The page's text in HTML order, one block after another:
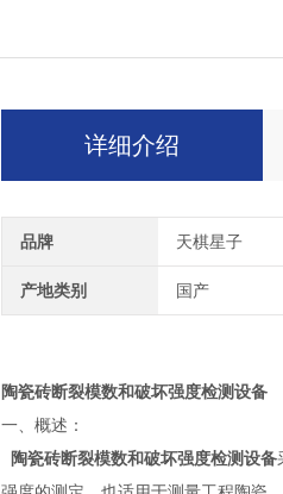
详细介绍
品牌 天棋星子
产地类别 国产
陶瓷砖断裂模数和破坏强度检测设备
一、概述：
陶瓷砖断裂模数和破坏强度检测设备